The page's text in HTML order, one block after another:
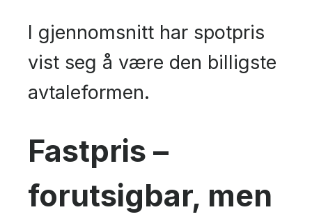
I gjennomsnitt har spotpris
vist seg å være den billigste
avtaleformen.
Fastpris –
forutsigbar, men